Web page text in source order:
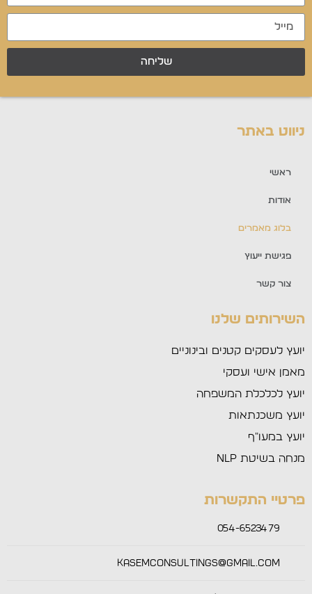
שליחה
ניווט באתר
ראשי
אודות
בלוג מאמרים
פגישת ייעוץ
צור קשר
השירותים שלנו
יועץ לעסקים קטנים ובינוניים
מאמן אישי ועסקי
יועץ לכלכלת המשפחה
יועץ משכנתאות
יועץ במעו״ף
מנחה בשיטת NLP
פרטיי התקשרות
054-6523479
Kasemconsultings@gmail.com